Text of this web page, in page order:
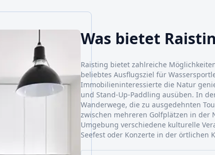
Was bietet
Raisting bietet zahlreiche
beliebtes Ausflugsziel für
Immobilieninteressierte die Natur
und Stand-Up-Paddling ausüben. In
Wanderwege, die zu ausgedehnten
zwischen mehreren Golfplätzen in der
Umgebung verschiedene kulturelle
Seefest oder Konzerte in der örtlichen